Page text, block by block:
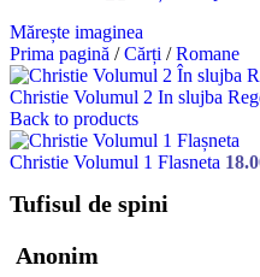
Mărește imaginea
Prima pagină / Cărți / Romane
Christie Volumul 2 In slujba
Back to products
Christie Volumul 1 Flasneta
Tufisul de spini
Anonim